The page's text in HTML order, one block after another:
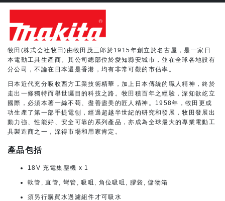
牧田(株式会社牧田)由牧田茂三郎於1915年創立於名古屋，是一家日
本電動工具生產商。其公司總部位於愛知縣安城市，並在全球各地設有
分公司，不論在日本還是香港，均有非常可觀的市佔率。
日本近代充分吸收西方工業技術精華，加上日本傳統的職人精神，終於
走出一條獨特而舉世矚目的科技之路。牧田積百年之經驗，深知欲屹立
國際，必須本著一絲不苟、盡善盡美的匠人精神。1958年，牧田更成
功生產了第一部手提電刨，經過超越半世紀的研究和發展，牧田發展出
動力強、性能好、安全可靠的系列產品，亦成為全球最大的專業電動工
具製造商之一，深得市場和用家肯定。
產品包括
18V 充電集塵機 x 1
軟管, 直管, 彎管, 吸咀, 角位吸咀, 膠袋, 儲物箱
須另行購買水過濾組件才可吸水